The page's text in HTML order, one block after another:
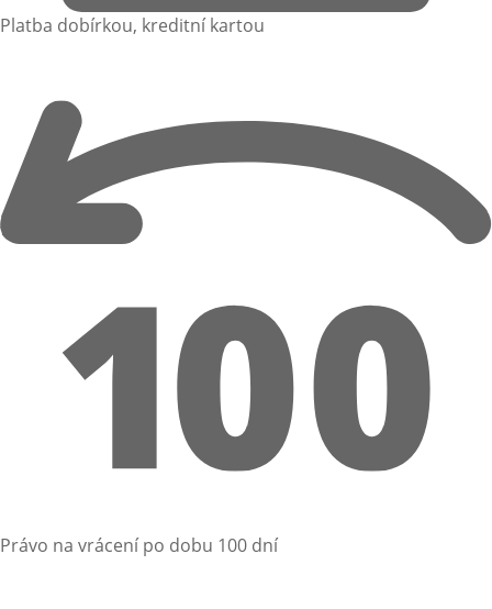
Platba dobírkou, kreditní kartou
Právo na vrácení po dobu 100 dní